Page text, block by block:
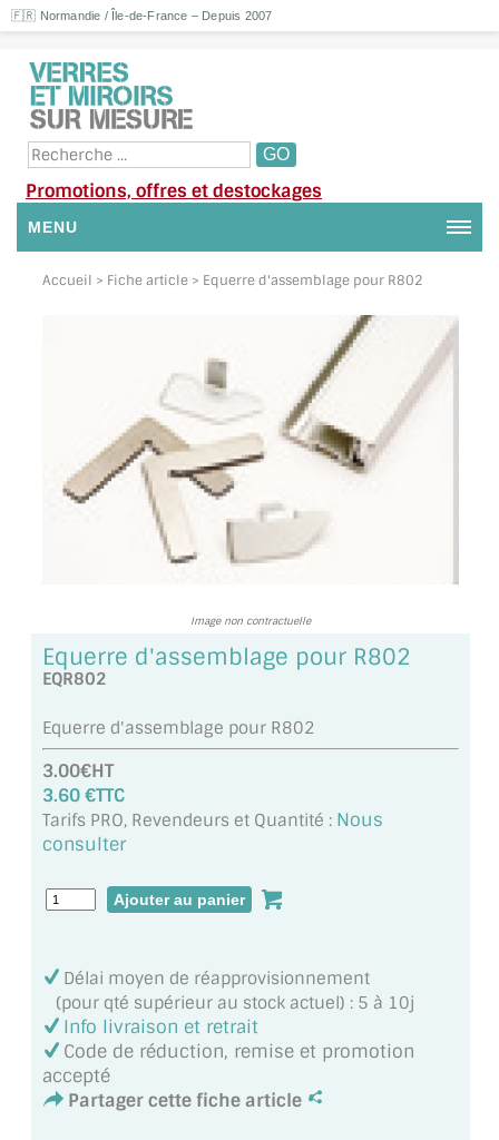
🇫🇷 Normandie / Île-de-France – Depuis 2007
Promotions, offres et destockages
MENU
NOUS CONTACTER
DEMANDE DE DEVIS
SUIVI DE DEVIS
SUIVI DE COMMANDE
TOUS LES TARIFS AU M2
GUIDE : CHOIX PAR UTILISATION
INSPIRATIONS ET NOUVEAUTÉS
AMBIANCE LAITON BROSSÉ
MIROIRS VIEILLIS AMBIANCE BRASSERIE
MIROIR SUR MESURE
MIROIR VIEILLI
LOTS DE MIROIRS EN MOZAÏQUE
MIROIR DE SALLE DE BAIN
MIROIR PAROI DE DOUCHE
MIROIR POUR SALLE DE SPORT
Accueil > Fiche article > Equerre d'assemblage pour R802
Image non contractuelle
Equerre d'assemblage pour R802
EQR802
Equerre d'assemblage pour R802
3.00€HT
3.60 €TTC
Tarifs PRO, Revendeurs et Quantité : Nous
consulter
Délai moyen de réapprovisionnement
(pour qté supérieur au stock actuel) : 5 à 10j
Info livraison et retrait
Code de réduction, remise et promotion
accepté
Partager cette fiche article